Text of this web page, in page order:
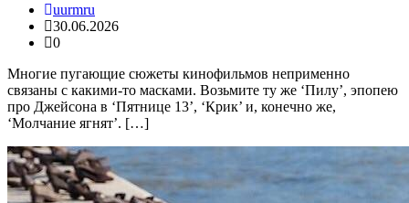
uurmru
30.06.2026
0
Многие пугающие сюжеты кинофильмов неприменно
связаны с какими-то масками. Возьмите ту же ‘Пилу’, эпопею
про Джейсона в ‘Пятнице 13’, ‘Крик’ и, конечно же,
‘Молчание ягнят’. […]